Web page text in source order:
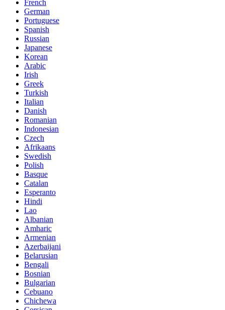
French
German
Portuguese
Spanish
Russian
Japanese
Korean
Arabic
Irish
Greek
Turkish
Italian
Danish
Romanian
Indonesian
Czech
Afrikaans
Swedish
Polish
Basque
Catalan
Esperanto
Hindi
Lao
Albanian
Amharic
Armenian
Azerbaijani
Belarusian
Bengali
Bosnian
Bulgarian
Cebuano
Chichewa